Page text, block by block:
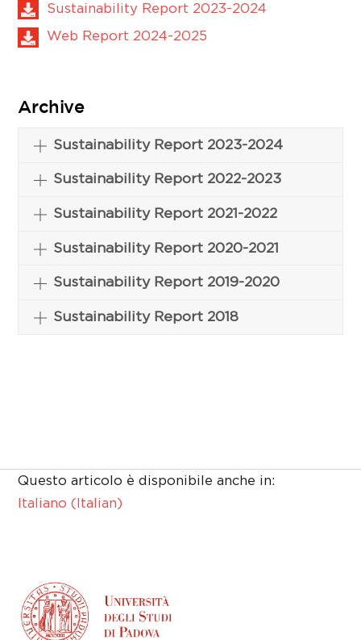
Sustainability Report 2023-2024
Web Report 2024-2025
Archive
Sustainability Report 2023-2024
Sustainability Report 2022-2023
Sustainability Report 2021-2022
Sustainability Report 2020-2021
Sustainability Report 2019-2020
Sustainability Report 2018
Questo articolo è disponibile anche in:
Italiano ( Italian)